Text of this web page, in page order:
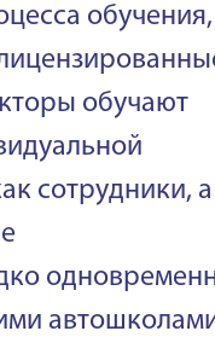
обучают
сотрудники, а